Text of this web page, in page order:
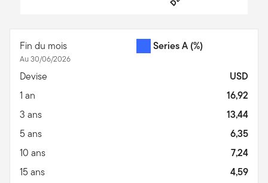
Fin du mois
Au 30/06/2026
Series A (%)
Devise
USD
1 an
16,92
3 ans
13,44
5 ans
6,35
10 ans
7,24
15 ans
4,59